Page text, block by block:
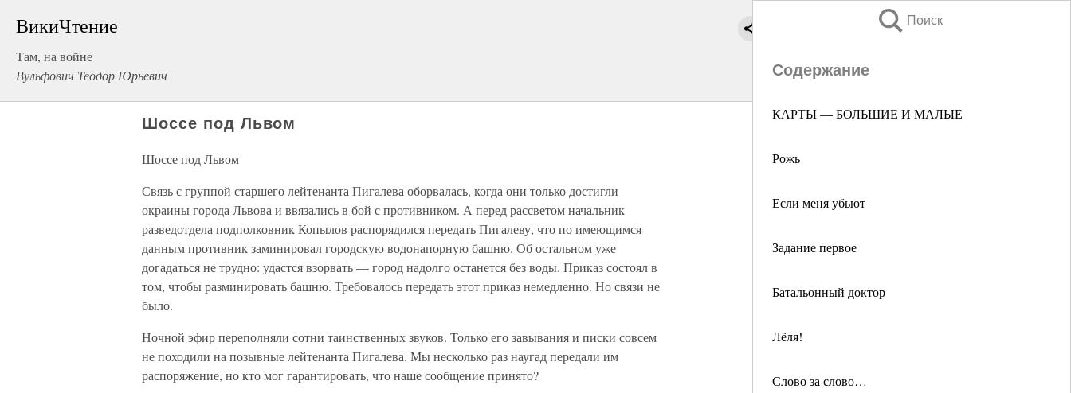
ВикиЧтение
Там, на войне
Вульфович Теодор Юрьевич
Поиск
Содержание
КАРТЫ — БОЛЬШИЕ И МАЛЫЕ
Рожь
Если меня убьют
Задание первое
Батальонный доктор
Лёля!
Слово за слово…
Шоссе под Львом
Шоссе под Львом
Связь с группой старшего лейтенанта Пигалева оборвалась, когда они только достигли
окраины города Львова и ввязались в бой с противником. А перед рассветом начальник
разведотдела подполковник Копылов распорядился передать Пигалеву, что по имеющимся
данным противник заминировал городскую водонапорную башню. Об остальном уже
догадаться не трудно: удастся взорвать — город надолго останется без воды. Приказ состоял в
том, чтобы разминировать башню. Требовалось передать этот приказ немедленно. Но связи не
было.
Ночной эфир переполняли сотни таинственных звуков. Только его завывания и писки совсем
не походили на позывные лейтенанта Пигалева. Мы несколько раз наугад передали им
распоряжение, но кто мог гарантировать, что наше сообщение принято?